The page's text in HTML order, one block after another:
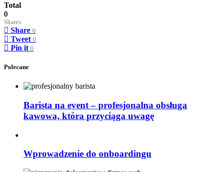
Total
0
Shares
Share 0
Tweet 0
Pin it 0
Polecane
Barista na event – profesjonalna obsługa
kawowa, która przyciąga uwagę
Wprowadzenie do onboardingu